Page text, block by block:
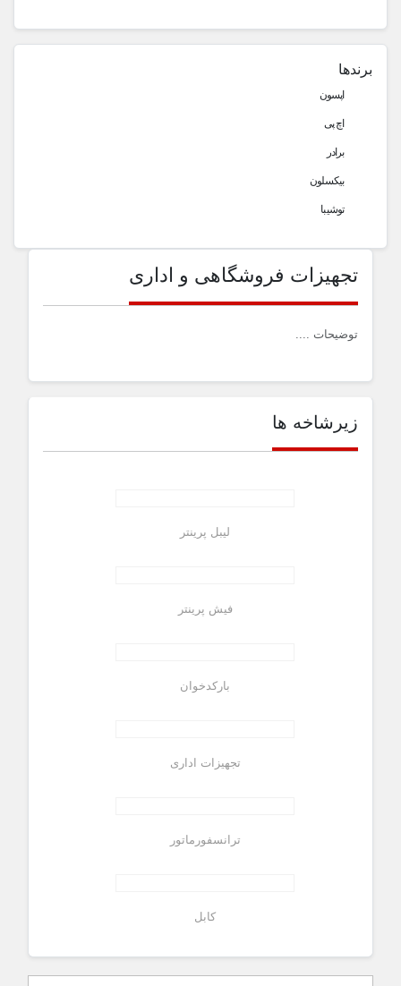
برندها
اپسون
اچ پی
برادر
بیکسلون
توشیبا
تجهیزات فروشگاهی و اداری
توضیحات ....
زیرشاخه ها
لیبل پرینتر
فیش پرینتر
بارکدخوان
تجهیزات اداری
ترانسفورماتور
کابل